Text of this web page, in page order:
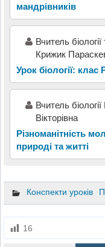
мандрівників
Вчитель
Крижик
Урок біології: клас
Вчитель
Вікторівна
Різноманітність
природі та житті
Конспекти уроків
16